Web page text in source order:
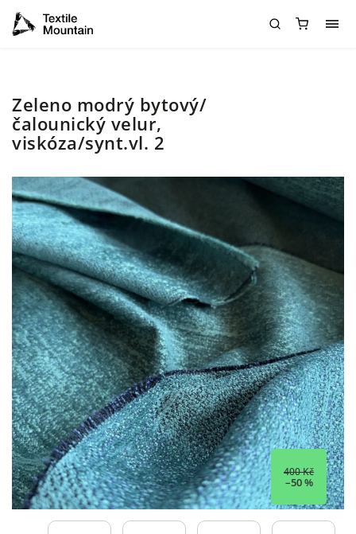
Zeleno modrý bytový/
čalounický velur,
viskóza/synt.vl. 2
400 Kč
–50 %